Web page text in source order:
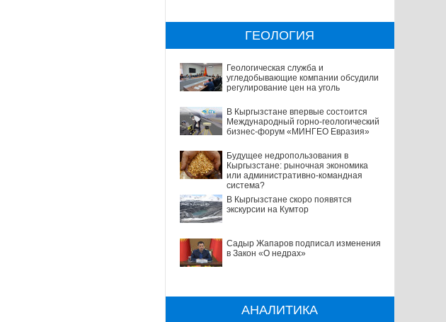
ГЕОЛОГИЯ
Геологическая служба и
угледобывающие компании обсудили
регулирование цен на уголь
В Кыргызстане впервые состоится
Международный горно-геологический
бизнес-форум «МИНГЕО Евразия»
Будущее недропользования в
Кыргызстане: рыночная экономика
или административно-командная
система?
В Кыргызстане скоро появятся
экскурсии на Кумтор
Садыр Жапаров подписал изменения
в Закон «О недрах»
АНАЛИТИКА